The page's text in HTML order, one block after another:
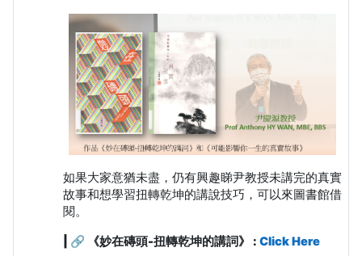
如果大家意猶未盡，仍有興趣睇尹教授未講完的真實
故事和想學習扭轉乾坤的講說技巧，可以來圖書館借
閱。
| 🔗 《妙在磚頭-扭轉乾坤的講詞》 : Click Here